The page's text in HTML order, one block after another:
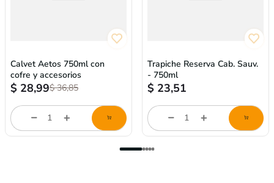
Calvet Aetos 750ml con
cofre y accesorios
$36,85
$ 28,99
Cantidad
producto
Trapiche Reserva Cab. Sauv.
- 750ml
$ 23,51
Cantidad
producto